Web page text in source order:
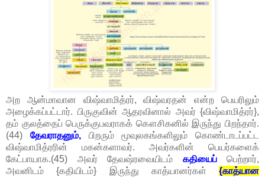
அற ஆன்மாவான விஷ்வாமித்ரர், விஷ்வரதன் என்ற பெயரிலும்
அழைக்கப்பட்டார். பிருகுவின் ஆதரவினால் அவர் {விஷ்வாமித்ரர்},
தம் குலத்தைப் பெருக்குபவராகக் கௌசிகனில் இருந்து பிறந்தார்.
(44) தேவராதனும்,பிறரும் மூவுலகங்களிலும் கொண்டாடப்பட்ட
விஷ்வாமித்ரரின் மகன்களாவர். அவர்களின் பெயர்களைக்
கேட்பாயாக.(45) அவர் தேவஷ்ரவையிடம் கதியைப்பெற்றார்,
அவனிடம் {கதியிடம்} இருந்து காத்யானர்கள் {காத்யான